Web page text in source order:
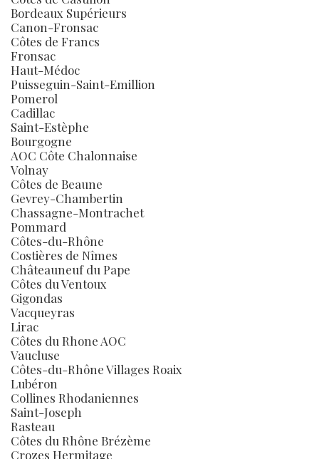
Bordeaux Supérieurs
Canon-Fronsac
Côtes de Francs
Fronsac
Haut-Médoc
Puisseguin-Saint-Emillion
Pomerol
Cadillac
Saint-Estèphe
Bourgogne
AOC Côte Chalonnaise
Volnay
Côtes de Beaune
Gevrey-Chambertin
Chassagne-Montrachet
Pommard
Côtes-du-Rhône
Costières de Nîmes
Châteauneuf du Pape
Côtes du Ventoux
Gigondas
Vacqueyras
Lirac
Côtes du Rhone AOC
Vaucluse
Côtes-du-Rhône Villages Roaix
Lubéron
Collines Rhodaniennes
Saint-Joseph
Rasteau
Côtes du Rhône Brézème
Crozes Hermitage